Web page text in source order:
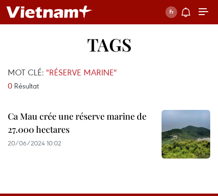
TAGS
MOT CLÉ: "RÉSERVE MARINE"
0 Résultat
Ca Mau crée une réserve marine de
27.000 hectares
20/06/2024 10:02